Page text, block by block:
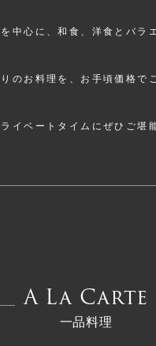
中心に、和食、洋食とバラ
のお料理を、お手頃価格で
イベートタイムにぜひご堪
A La Carte
一品料理